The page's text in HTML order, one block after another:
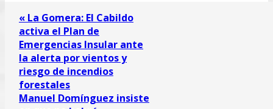
« La Gomera: El Cabildo
activa el Plan de
Emergencias Insular ante
la alerta por vientos y
riesgo de incendios
forestales
Manuel Domínguez insiste